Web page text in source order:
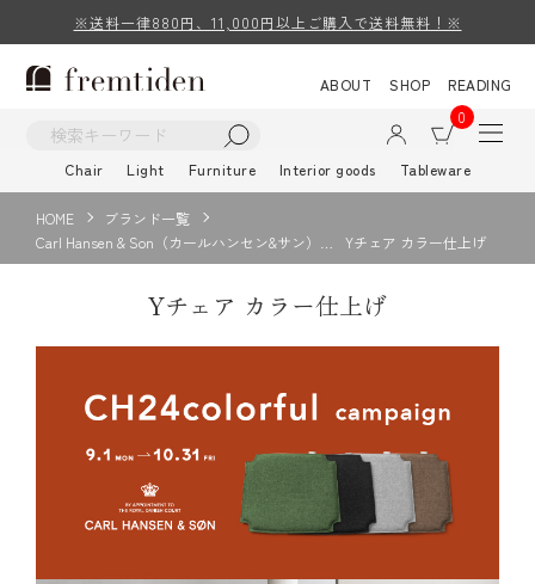
※送料一律880円、11,000円以上ご購入で送料無料！※
ABOUT SHOP
READING
0
Chair Light Furniture Interior goods Tableware
HOME
ブランド一覧
Carl Hansen & Son（カールハンセン&サン）…
Yチェア カラー仕上げ
Yチェア カラー仕上げ